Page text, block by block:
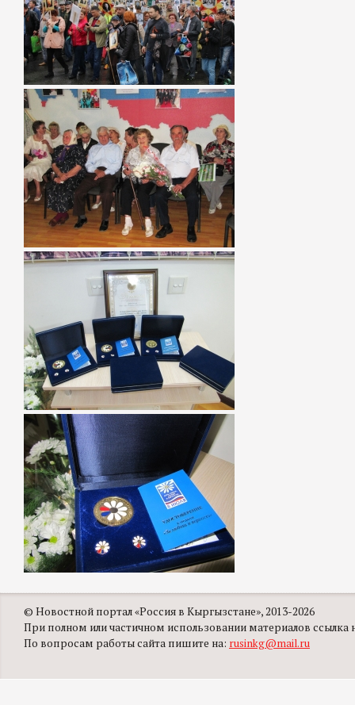
© Новостной портал «Россия в Кыргызстане», 2013-2026
При полном или частичном использовании материалов ссылка
По вопросам работы сайта пишите на: rusinkg@mail.ru